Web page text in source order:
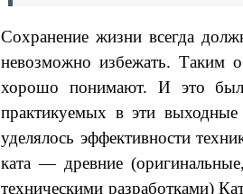
Сохранение жизни всегда
невозможно избежать. Таким
хорошо понимают. И это
практикуемых в эти
уделялось эффективности
ката — древние
техническими разработками)